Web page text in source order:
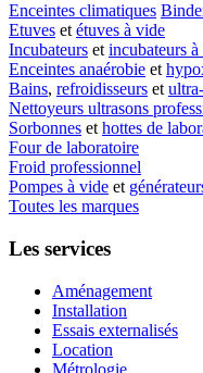
Enceintes climatiques
Etuves et étuves à vide
Incubateurs et incubateurs
Enceintes anaérobie et
Bains, refroidisseurs et
Nettoyeurs ultrasons
Sorbonnes et hottes de
Four de laboratoire
Froid professionnel
Pompes à vide et
Toutes les marques
Les services
Aménagement
Installation
Essais externalisés
Location
Métrologie